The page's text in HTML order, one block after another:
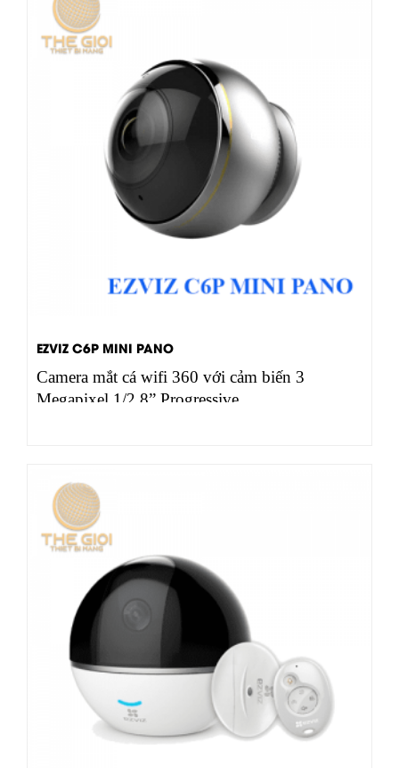
EZVIZ C6P MINI PANO
Camera mắt cá wifi 360 với cảm biến 3
Megapixel 1/2.8” Progressive…